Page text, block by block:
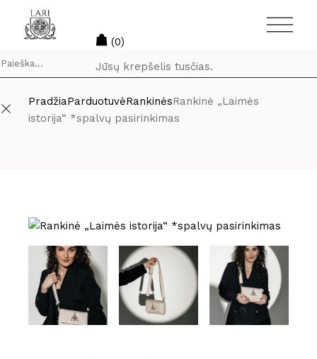
content
(0)
Jūsų krepšelis tusčias.
PradžiaParduotuvėRankinėsRankinė „Laimės
istorija“ *spalvų pasirinkimas